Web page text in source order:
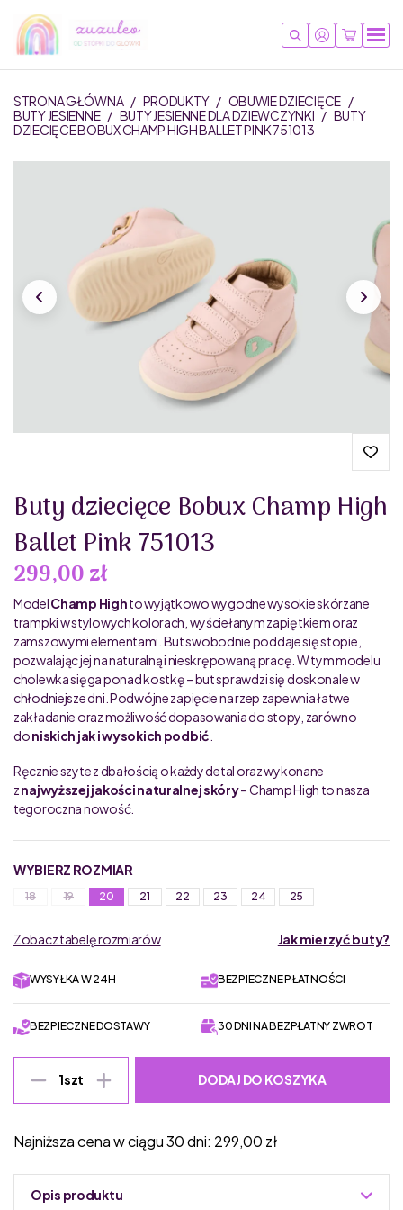
STRONA GŁÓWNA / PRODUKTY / OBUWIE DZIECIĘCE /
BUTY JESIENNE / BUTY JESIENNE DLA DZIEWCZYNKI / BUTY
DZIECIĘCE BOBUX CHAMP HIGH BALLET PINK 751013
Buty dziecięce Bobux Champ High
Ballet Pink 751013
299,00 zł
ModelChamp Highto wyjątkowo wygodne wysokie skórzane
trampki w stylowych kolorach, wyściełanym zapiętkiem oraz
zamszowymi elementami. But swobodnie poddaje się stopie,
pozwalając jej na naturalną i nieskrępowaną pracę. W tym modelu
cholewka sięga ponad kostkę – but sprawdzi się doskonale w
chłodniejsze dni. Podwójne zapięcie na rzep zapewnia łatwe
zakładanie oraz możliwość dopasowania do stopy, zarówno
doniskich jak i wysokich podbić
Ręcznie szyte z dbałością o każdy detal oraz wykonane
znajwyższej jakości naturalnej skóry– Champ High to nasza
tegoroczna nowość.
WYBIERZ ROZMIAR
18 19 20 21 22 23 24 25
Zobacz tabelę rozmiarów Jak mierzyć buty?
WYSYŁKA W 24H BEZPIECZNE PŁATNOŚCI
BEZPIECZNE DOSTAWY 30 DNI NA BEZPŁATNY ZWROT
1szt DODAJ DO KOSZYKA
Najniższa cena w ciągu 30 dni: 299,00 zł
Opis produktu